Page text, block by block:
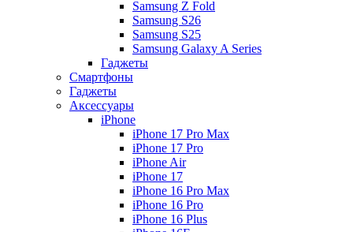
Samsung Z Fold
Samsung S26
Samsung S25
Samsung Galaxy A Series
Гаджеты
Смартфоны
Гаджеты
Аксессуары
iPhone
iPhone 17 Pro Max
iPhone 17 Pro
iPhone Air
iPhone 17
iPhone 16 Pro Max
iPhone 16 Pro
iPhone 16 Plus